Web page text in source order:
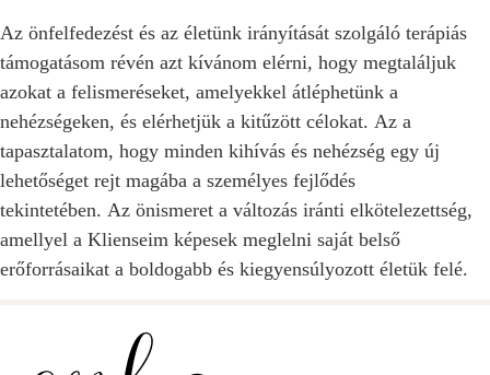
Az önfelfedezést és az életünk irányítását szolgáló terápiás
támogatásom révén azt kívánom elérni, hogy megtaláljuk
azokat a felismeréseket, amelyekkel átléphetünk a
nehézségeken, és elérhetjük a kitűzött célokat. Az a
tapasztalatom, hogy minden kihívás és nehézség egy új
lehetőséget rejt magába a személyes fejlődés
tekintetében. Az önismeret a változás iránti elkötelezettség,
amellyel a Klienseim képesek meglelni saját belső
erőforrásaikat a boldogabb és kiegyensúlyozott életük felé.